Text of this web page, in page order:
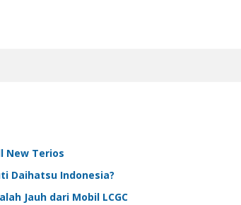
New Terios
Daihatsu Indonesia?
Jauh dari Mobil LCGC